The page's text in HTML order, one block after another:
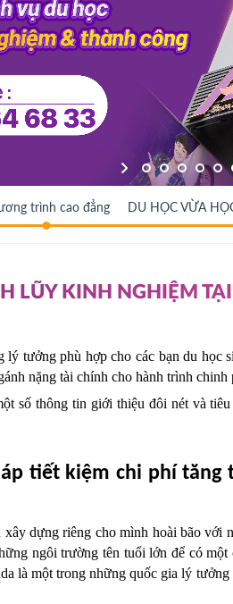
trình cao đẳng DU HỌC VỪA
LŨY KINH NGHIỆM
tưởng phù hợp cho các bạn du học
nặng tài chính cho hành trình
số thông tin giới thiệu đôi nét và tiêu
tiết kiệm chi phí tăng
dựng riêng cho mình hoài bão với
ngôi trường tên tuổi lớn để có một
là một trong những quốc gia lý